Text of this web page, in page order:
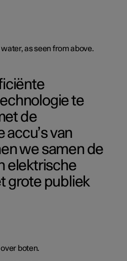
te
de
van
we samen de
elektrische
grote publiek
boten.